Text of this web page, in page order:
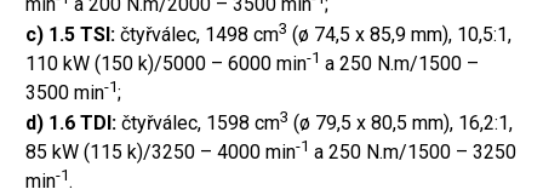
min
a 200 N.m/2000 – 3500 min ;
c) 1.5 TSI: čtyřválec, 1498 cm3 (ø 74,5 x 85,9 mm), 10,5:1,
110 kW (150 k)/5000 – 6000 min-1 a 250 N.m/1500 –
3500 min-1;
d) 1.6 TDI: čtyřválec, 1598 cm3 (ø 79,5 x 80,5 mm), 16,2:1,
85 kW (115 k)/3250 – 4000 min-1 a 250 N.m/1500 – 3250
min-1.